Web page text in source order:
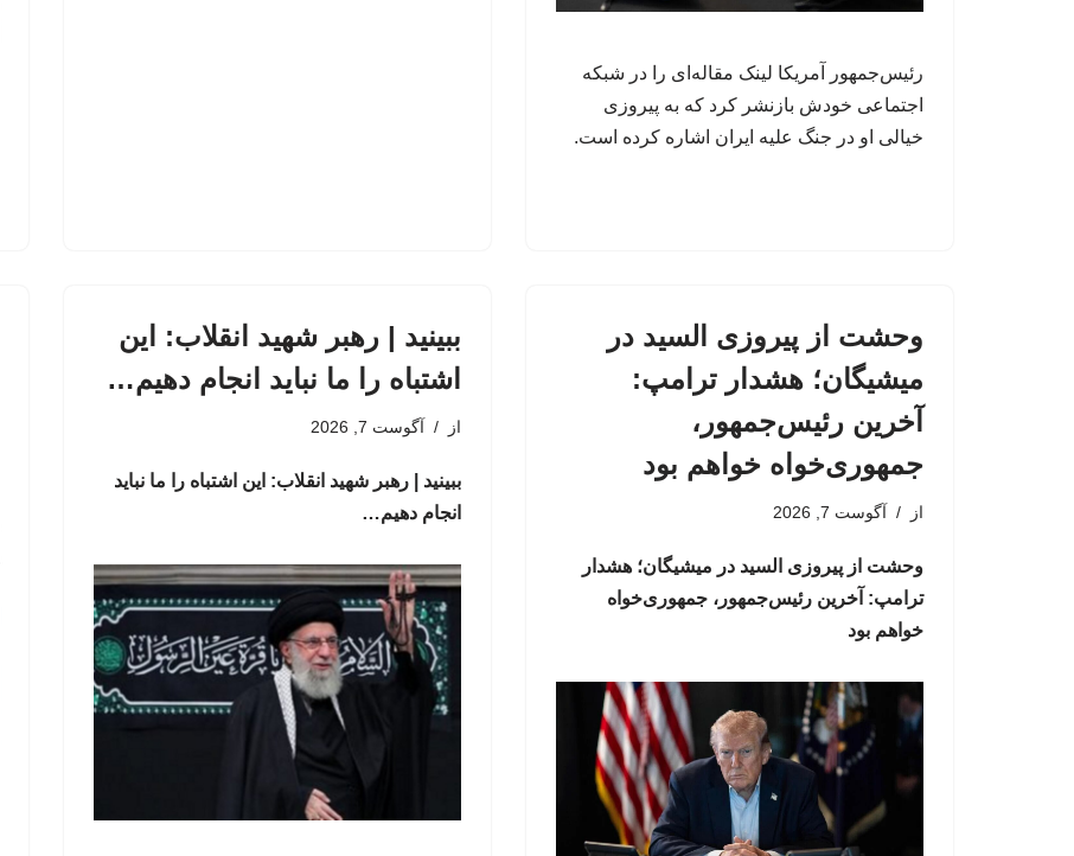
رئیس‌جمهور آمریکا لینک مقاله‌ای را در شبکه
اجتماعی خودش بازنشر کرد که به پیروزی
خیالی او در جنگ علیه ایران اشاره کرده است.
وحشت از پیروزی السید در
میشیگان؛ هشدار ترامپ:
آخرین رئیس‌جمهور،
جمهوری‌خواه خواهم بود
از آگوست 7, 2026
وحشت از پیروزی السید در میشیگان؛ هشدار
ترامپ: آخرین رئیس‌جمهور، جمهوری‌خواه
خواهم بود
ببینید | رهبر شهید انقلاب: این
اشتباه را ما نباید انجام دهیم…
از آگوست 7, 2026
ببینید | رهبر شهید انقلاب: این اشتباه را ما نباید
انجام دهیم…